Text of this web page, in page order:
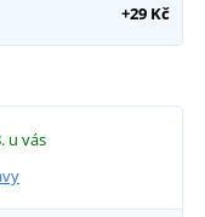
+29 Kč
u vás